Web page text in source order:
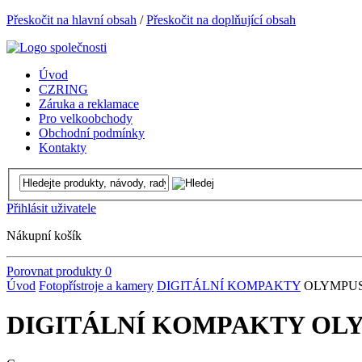
Přeskočit na hlavní obsah /Přeskočit na doplňující obsah
Úvod
CZRING
Záruka a reklamace
Pro velkoobchody
Obchodní podmínky
Kontakty
Přihlásit uživatele
Nákupní košík
Porovnat produkty 0
Úvod Fotopřístroje a kamery DIGITÁLNÍ KOMPAKTY
DIGITÁLNÍ KOMPAKTY